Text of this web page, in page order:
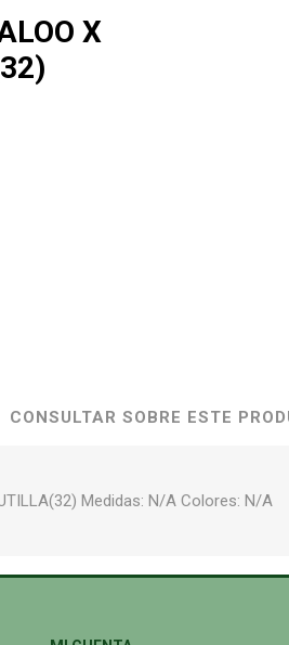
X
CONSULTAR SOBRE ESTE
Medidas: N/A Colores: N/A